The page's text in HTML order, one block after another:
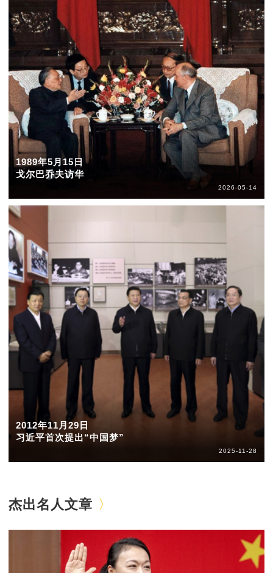
1989年5月15日
戈尔巴乔夫访华
2026-05-14
2012年11月29日
习近平首次提出“中国梦”
2025-11-28
杰出名人文章